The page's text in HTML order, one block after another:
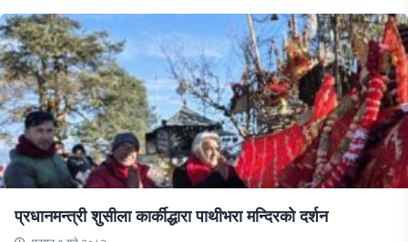
प्रधानमन्त्री शुसीला कार्कीद्धारा पाथीभरा मन्दिरको दर्शन